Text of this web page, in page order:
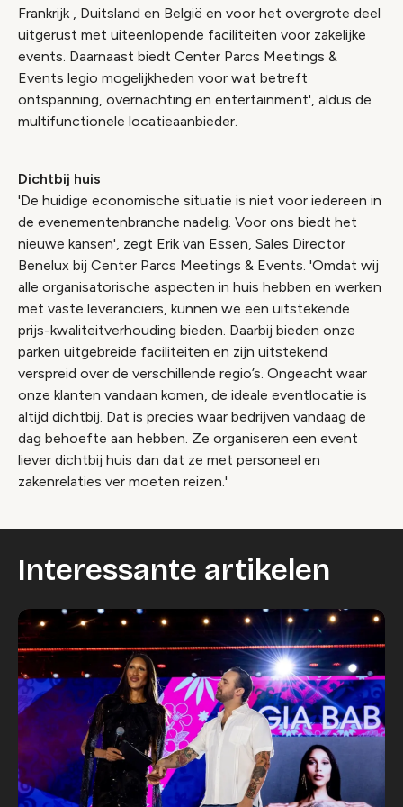
Frankrijk , Duitsland en België en voor het overgrote deel
uitgerust met uiteenlopende faciliteiten voor zakelijke
events. Daarnaast biedt Center Parcs Meetings &
Events legio mogelijkheden voor wat betreft
ontspanning, overnachting en entertainment', aldus de
multifunctionele locatieaanbieder.
Dichtbij huis
'De huidige economische situatie is niet voor iedereen in
de evenementenbranche nadelig. Voor ons biedt het
nieuwe kansen', zegt Erik van Essen, Sales Director
Benelux bij Center Parcs Meetings & Events. 'Omdat wij
alle organisatorische aspecten in huis hebben en werken
met vaste leveranciers, kunnen we een uitstekende
prijs-kwaliteitverhouding bieden. Daarbij bieden onze
parken uitgebreide faciliteiten en zijn uitstekend
verspreid over de verschillende regio’s. Ongeacht waar
onze klanten vandaan komen, de ideale eventlocatie is
altijd dichtbij. Dat is precies waar bedrijven vandaag de
dag behoefte aan hebben. Ze organiseren een event
liever dichtbij huis dan dat ze met personeel en
zakenrelaties ver moeten reizen.'
Interessante artikelen